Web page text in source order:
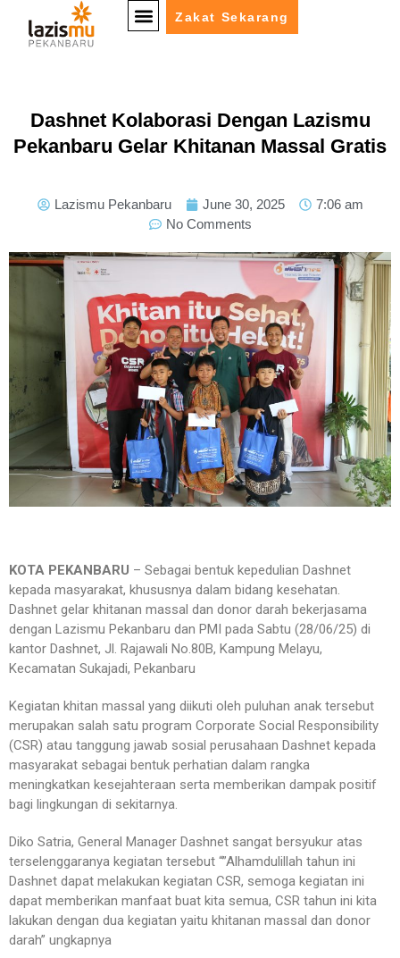
Zakat Sekarang
Dashnet Kolaborasi Dengan Lazismu
Pekanbaru Gelar Khitanan Massal Gratis
Lazismu Pekanbaru June 30, 2025
7:06 am
No Comments
KOTA PEKANBARU – Sebagai bentuk kepedulian Dashnet
kepada masyarakat, khususnya dalam bidang kesehatan.
Dashnet gelar khitanan massal dan donor darah bekerjasama
dengan Lazismu Pekanbaru dan PMI pada Sabtu (28/06/25) di
kantor Dashnet, Jl. Rajawali No.80B, Kampung Melayu,
Kecamatan Sukajadi, Pekanbaru
Kegiatan khitan massal yang diikuti oleh puluhan anak tersebut
merupakan salah satu program Corporate Social Responsibility
(CSR) atau tanggung jawab sosial perusahaan Dashnet kepada
masyarakat sebagai bentuk perhatian dalam rangka
meningkatkan kesejahteraan serta memberikan dampak positif
bagi lingkungan di sekitarnya.
Diko Satria, General Manager Dashnet sangat bersyukur atas
terselenggaranya kegiatan tersebut “”Alhamdulillah tahun ini
Dashnet dapat melakukan kegiatan CSR, semoga kegiatan ini
dapat memberikan manfaat buat kita semua, CSR tahun ini kita
lakukan dengan dua kegiatan yaitu khitanan massal dan donor
darah” ungkapnya